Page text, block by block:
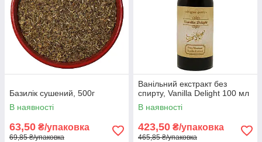
Базилік сушений, 500г
В наявності
63,50 ₴/упаковка
69,85 ₴/упаковка
Ванільний екстракт без
спирту, Vanilla Delight 100 мл
В наявності
423,50 ₴/упаковка
465,85 ₴/упаковка